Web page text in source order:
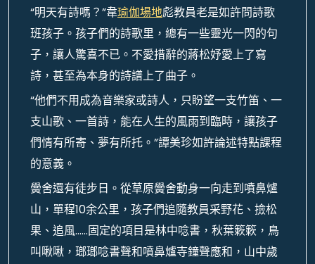
“明天有詩嗎？”韋瑜伽場地彪教員老是如許問詩歌
班孩子。孩子們的詩歌里，總有一些靈光一閃的句
子，讓人驚喜不已。不愛措辭的蔣松妤愛上了寫
詩，甚至為本身的詩譜上了曲子。
“他們不用成為音樂家或詩人，只盼望一支竹笛、一
支山歌、一首詩，能在人生的風雨到臨時，讓孩子
們情有所寄、夢有所托。”譚美珍如許論述特點課程
的意義。
黌舍還有徒步日。從草原黌舍動身一向走到噴鼻爐
山，單程10余公里，孩子們追隨教員采野花、撿松
果、追風……固定的項目是林中唸書，秋葉簌簌，鳥
叫啾啾，瑯瑯唸書聲和噴鼻爐寺鐘聲應和，山中歲